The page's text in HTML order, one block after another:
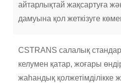
айтарлықтай жақсартуға
дамуына қол жеткізуге
CSTRANS салалық
келумен қатар, жоғары
жаһандық қолжетімділікке